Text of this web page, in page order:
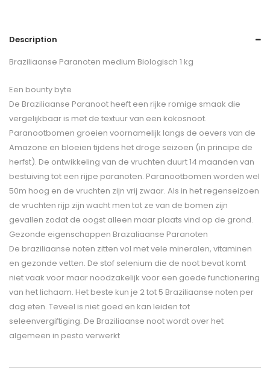
Description
Braziliaanse Paranoten medium Biologisch 1 kg
Een bounty byte
De Braziliaanse Paranoot heeft een rijke romige smaak die
vergelijkbaar is met de textuur van een kokosnoot.
Paranootbomen groeien voornamelijk langs de oevers van de
Amazone en bloeien tijdens het droge seizoen (in principe de
herfst). De ontwikkeling van de vruchten duurt 14 maanden van
bestuiving tot een rijpe paranoten. Paranootbomen worden wel
50m hoog en de vruchten zijn vrij zwaar. Als in het regenseizoen
de vruchten rijp zijn wacht men tot ze van de bomen zijn
gevallen zodat de oogst alleen maar plaats vind op de grond.
Gezonde eigenschappen Brazaliaanse Paranoten
De braziliaanse noten zitten vol met vele mineralen, vitaminen
en gezonde vetten. De stof selenium die de noot bevat komt
niet vaak voor maar noodzakelijk voor een goede functionering
van het lichaam. Het beste kun je 2 tot 5 Braziliaanse noten per
dag eten. Teveel is niet goed en kan leiden tot
seleenvergiftiging. De Braziliaanse noot wordt over het
algemeen in pesto verwerkt